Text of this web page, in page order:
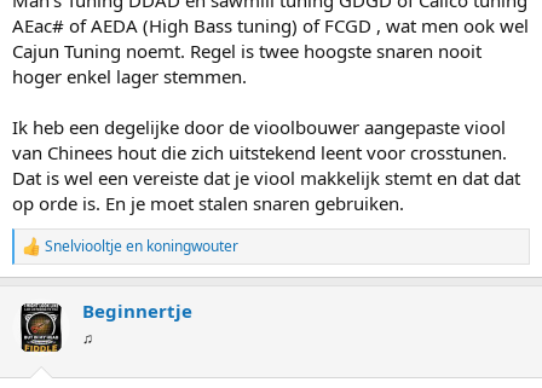
AEac# of AEDA (High Bass tuning) of FCGD , wat men ook wel
Cajun Tuning noemt. Regel is twee hoogste snaren nooit
hoger enkel lager stemmen.
Ik heb een degelijke door de vioolbouwer aangepaste viool
van Chinees hout die zich uitstekend leent voor crosstunen.
Dat is wel een vereiste dat je viool makkelijk stemt en dat dat
op orde is. En je moet stalen snaren gebruiken.
W
a
r
d
e
Snelviooltjeen koningwouter
Beginnertje
♫